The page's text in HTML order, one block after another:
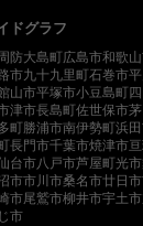
ドグラフ
防大島町広島市和歌
市九十九里町石巻市
山市平塚市小豆島町
津市長島町佐世保市
町勝浦市南伊勢町浜
長門市千葉市焼津市
台市八戸市芦屋町光市
市市川市桑名市廿日
市尾鷲市柳井市宇土市
市